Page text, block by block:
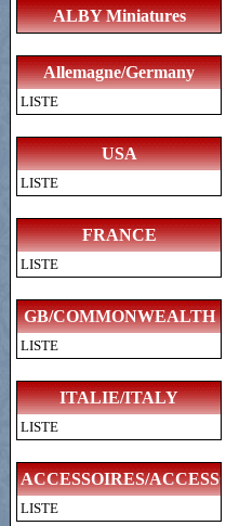
ALBY Miniatures
Allemagne/Germany
LISTE
USA
LISTE
FRANCE
LISTE
GB/COMMONWEALTH
LISTE
ITALIE/ITALY
LISTE
ACCESSOIRES/
LISTE